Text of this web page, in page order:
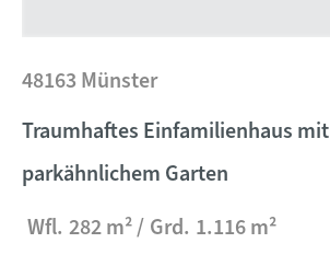
48163 Münster
Traumhaftes Einfamilienhaus mit
parkähnlichem Garten
Wfl. 282 m² Grd. 1.116 m²